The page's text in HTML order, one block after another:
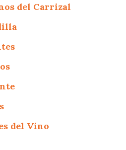
del Carrizal
del Vino